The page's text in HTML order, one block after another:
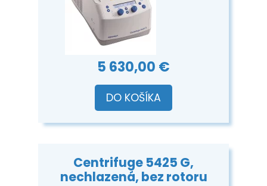
5 630,00 €
DO KOŠÍKA
Centrifuge 5425 G,
nechlazená, bez rotoru